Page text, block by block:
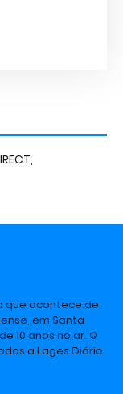
que acontece de
em Santa
10 anos no ar. ©
a Lages Diário